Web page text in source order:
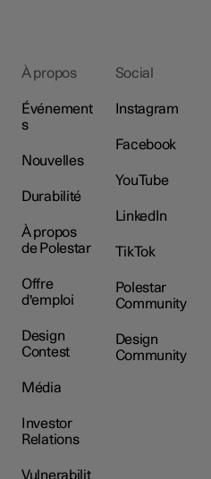
À propos
Événement
s
Nouvelles
Durabilité
À propos
de Polestar
Offre
d'emploi
Design
Contest
Média
Investor
Relations
Vulnerabilit
Social
Instagram
Facebook
YouTube
LinkedIn
TikTok
Polestar
Community
Design
Community